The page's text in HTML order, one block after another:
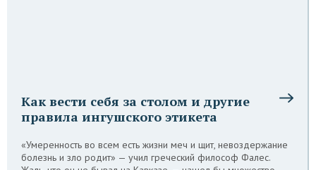
Как вести себя за столом и другие
правила ингушского этикета
«Умеренность во всем есть жизни меч и щит, невоздержание
болезнь и зло родит» — учил греческий философ Фалес.